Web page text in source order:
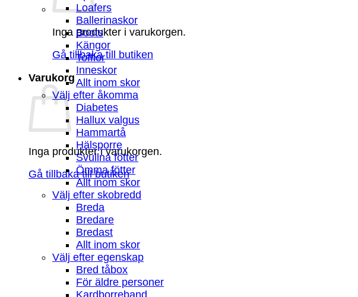
Inga produkter i varukorgen.
Gå tillbaka till butiken
Varukorg
Inga produkter i varukorgen.
Gå tillbaka till butiken
Loafers
Ballerinaskor
Boots
Kängor
Tofflor
Inneskor
Allt inom skor
Välj efter åkomma
Diabetes
Hallux valgus
Hammartå
Hälsporre
Svullna fötter
Ömma fötter
Allt inom skor
Välj efter skobredd
Breda
Bredare
Bredast
Allt inom skor
Välj efter egenskap
Bred tåbox
För äldre personer
Kardborreband